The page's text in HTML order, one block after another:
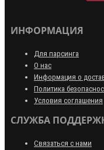
ИНФОРМАЦИЯ
Для парсинга
О нас
Информация о
Политика
Условия соглашения
СЛУЖБА
Связаться с нами